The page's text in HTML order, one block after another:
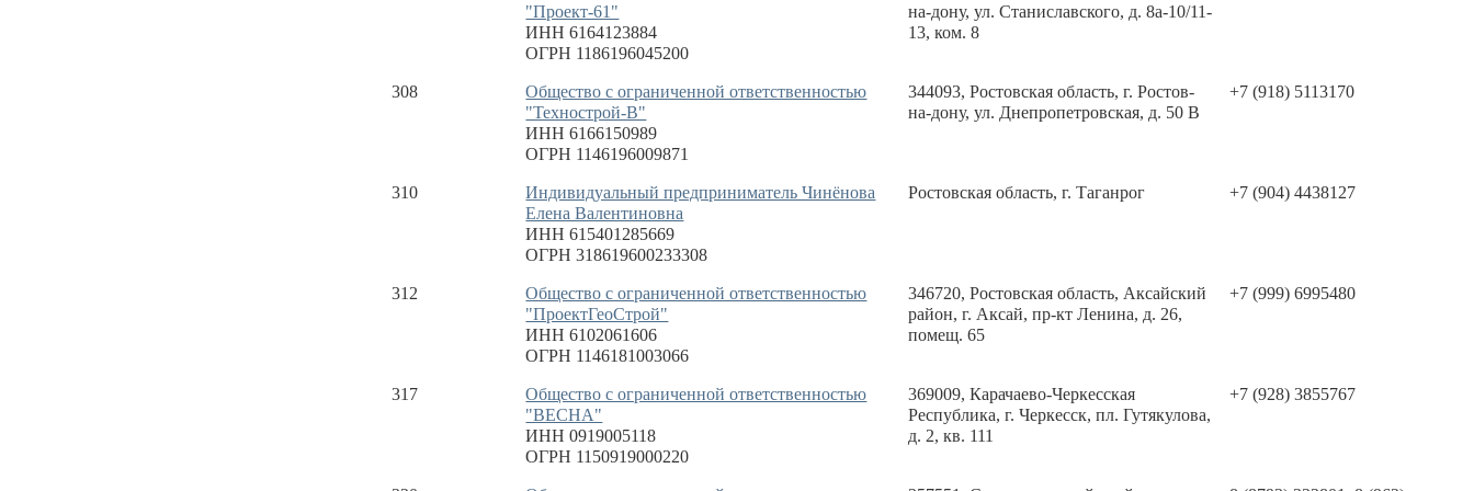
"Проект-61"
ИНН 6164123884
ОГРН 1186196045200
на-дону, ул. Станиславского, д. 8а-10/11-
13, ком. 8
308
Общество с ограниченной ответственностью
"Технострой-В"
ИНН 6166150989
ОГРН 1146196009871
344093, Ростовская область, г. Ростов-
на-дону, ул. Днепропетровская, д. 50 В
+7 (918) 5113170
310
Индивидуальный предприниматель Чинёнова
Елена Валентиновна
ИНН 615401285669
ОГРН 318619600233308
Ростовская область, г. Таганрог +7 (904) 4438127
312
Общество с ограниченной ответственностью
"ПроектГеоСтрой"
ИНН 6102061606
ОГРН 1146181003066
346720, Ростовская область, Аксайский
район, г. Аксай, пр-кт Ленина, д. 26,
помещ. 65
+7 (999) 6995480
317
Общество с ограниченной ответственностью
"ВЕСНА"
ИНН 0919005118
ОГРН 1150919000220
369009, Карачаево-Черкесская
Республика, г. Черкесск, пл. Гутякулова,
д. 2, кв. 111
+7 (928) 3855767